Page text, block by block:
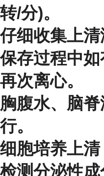
转/分)。
仔细收集上清
保存过程中
再次离心。
胸腹水、脑
行。
细胞培养上清
检测分泌性